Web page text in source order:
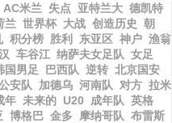
AC米兰 失点 亚特兰大 德凯特
兰 世界杯 大战 创造历史
朝
积分榜 胜利 东亚区 神户 渔翁
车谷江 纳萨夫女足队
女足
国男足 巴西队 逆转 北京国安
安队 加德乌 河南队 对方 拉米
年 未来的 U20 成年队
英格
博格巴 金多 摩纳哥队
布雷斯